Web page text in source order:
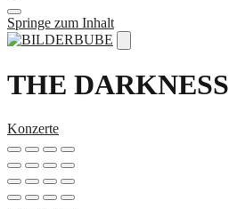
Springe zum Inhalt
THE DARKNESS
Konzerte